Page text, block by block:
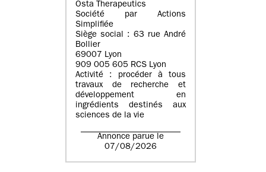
Osta Therapeutics
Société par Actions
Simplifiée
Siège social : 63 rue André
Bollier
69007 Lyon
909 005 605 RCS Lyon
Activité : procéder à tous
travaux de recherche et
développement en
ingrédients destinés aux
sciences de la vie
Annonce parue le
07/08/2026